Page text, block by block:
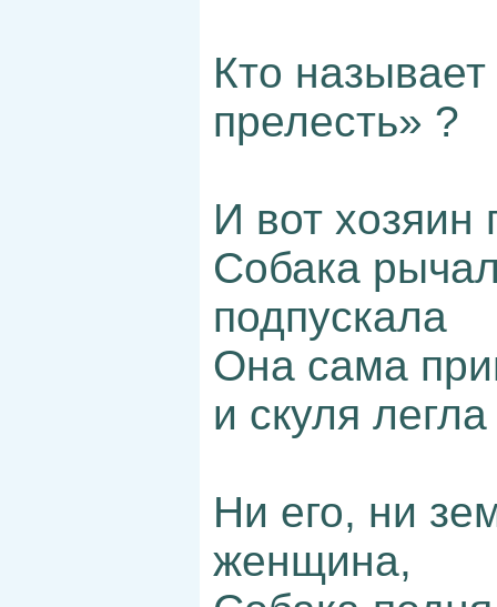
Кто
прелесть» ?
И вот хозяин
Собака
подпускала
Она сама
и скуля
Ни его, ни
женщина,